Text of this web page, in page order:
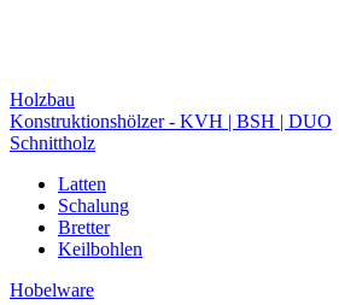
Holzbau
Konstruktionshölzer - KVH | BSH | DUO
Schnittholz
Latten
Schalung
Bretter
Keilbohlen
Hobelware